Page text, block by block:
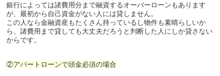
銀行によっては諸費用分まで融資するオーバーローンもあります
が、最初から自己資金がない人には貸しません。
この人なら金融資産もたくさん持っているし物件も素晴らしいか
ら、諸費用まで貸しても大丈夫だろうと判断した人にしか貸さない
からです。
②アパートローンで頭金必須の場合